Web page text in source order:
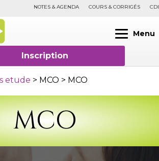
NOTES & AGENDA COURS & CORRIGÉS CDI
Menu
Inscription
etude > MCO > MCO
MCO